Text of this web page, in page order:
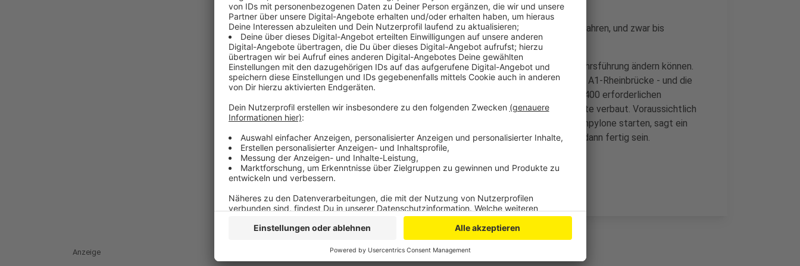
Ab heute Abend 21 Uhr können wir hier nicht mehr Richtung Köln fahren, und zwar bis
Montagmorgen. Umleitungen sind ausgeschildert.
Die Sperrung muss sein, damit die Straßenbauer vor Ort die Verkehrsführung ändern können.
Grund dafür sind die laufenden Arbeiten zum Neubau der maroden A1-Rheinbrücke - und die
kommen laut der Autobahn GmbH gut voran. Von insgesamt rund 400 erforderlichen
Stahlbauteilen für die neue Brücke seien inzwischen fast die Hälfte verbaut. Voraussichtlich
Ende des Monats sollen die Arbeiten für die Montage der Brückenpylone starten, sagt ein
Sprecher. Bis Ende nächsten Jahres soll die erste Brückenhälfte dann fertig sein.
Anzeige
Anzeige